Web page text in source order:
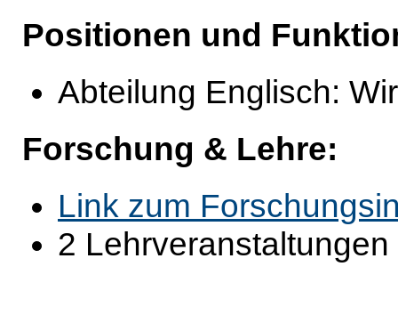
Positionen und
Abteilung Englisch:
Forschung & Lehre:
Link zum
2